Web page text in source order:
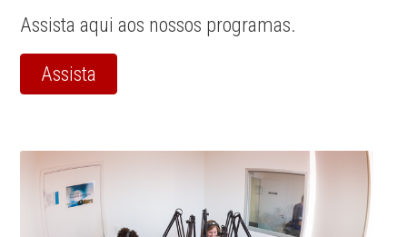
Assista aqui aos nossos programas.
Assista